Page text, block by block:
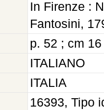
In Firenze :
Fantosini,
p. 52 ; cm 16
ITALIANO
ITALIA
16393, Tipo